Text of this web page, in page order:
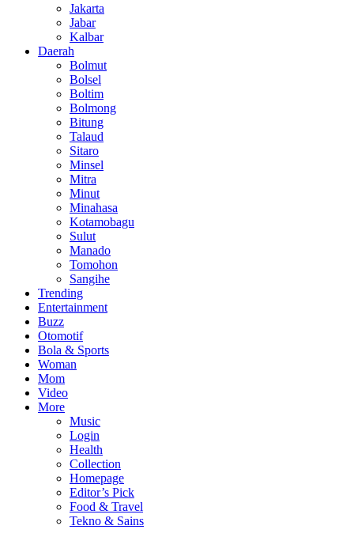
Jakarta
Jabar
Kalbar
Daerah
Bolmut
Bolsel
Boltim
Bolmong
Bitung
Talaud
Sitaro
Minsel
Mitra
Minut
Minahasa
Kotamobagu
Sulut
Manado
Tomohon
Sangihe
Trending
Entertainment
Buzz
Otomotif
Bola & Sports
Woman
Mom
Video
More
Music
Login
Health
Collection
Homepage
Editor’s Pick
Food & Travel
Tekno & Sains